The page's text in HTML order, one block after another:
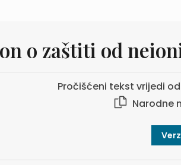
o zaštiti od
Pročišćeni tekst vrijedi od
Narodne